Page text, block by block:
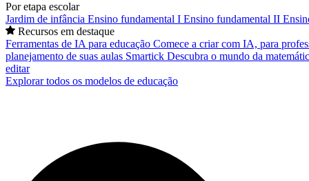
Por etapa escolar
Jardim de infância Ensino fundamental I Ensino fundamental II
Recursos em destaque
Ferramentas de IA para educação Comece a criar com IA, para
planejamento de suas aulas Smartick Descubra o mundo da
editar
Explorar todos os modelos de educação